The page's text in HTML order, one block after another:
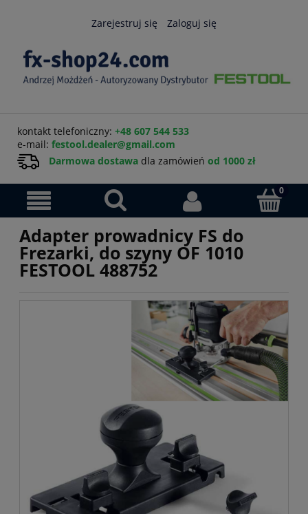
Zarejestruj się Zaloguj się
kontakt telefoniczny: +48 607 544 533
e-mail: festool.dealer@gmail.com
Darmowa dostawa dla zamówień od 1000 zł
Adapter prowadnicy FS do
Frezarki, do szyny OF 1010
FESTOOL 488752